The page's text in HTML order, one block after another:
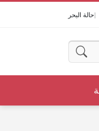
حالة البحر